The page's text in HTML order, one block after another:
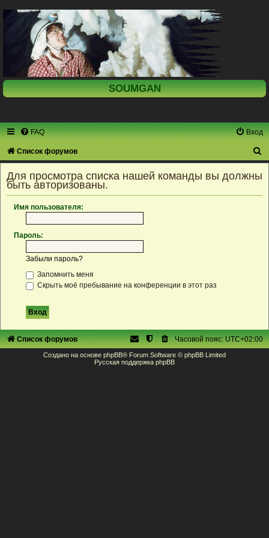
SOUMGAN
FAQ Вход
Список форумов
Для просмотра списка нашей команды вы должны
быть авторизованы.
Имя пользователя:
Пароль:
Забыли пароль?
Запомнить меня
Скрыть моё пребывание на конференции в этот раз
Список форумов Часовой пояс:UTC+02:00
Создано на основе phpBB® Forum Software © phpBB Limited
Русская поддержка phpBB